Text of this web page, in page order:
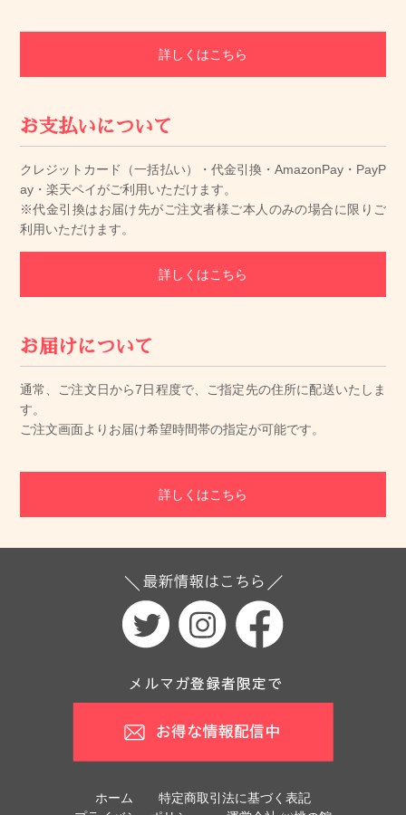
詳しくはこちら
お支払いについて
クレジットカード（一括払い）・代金引換・AmazonPay・PayP
ay・楽天ペイがご利用いただけます。
※代金引換はお届け先がご注文者様ご本人のみの場合に限りご
利用いただけます。
詳しくはこちら
お届けについて
通常、ご注文日から7日程度で、ご指定先の住所に配送いたしま
す。
ご注文画面よりお届け希望時間帯の指定が可能です。
詳しくはこちら
ホーム
特定商取引法に基づく表記